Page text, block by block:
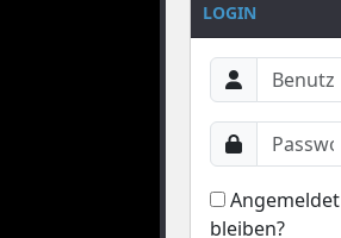
LOGIN
Angemeldet
bleiben?